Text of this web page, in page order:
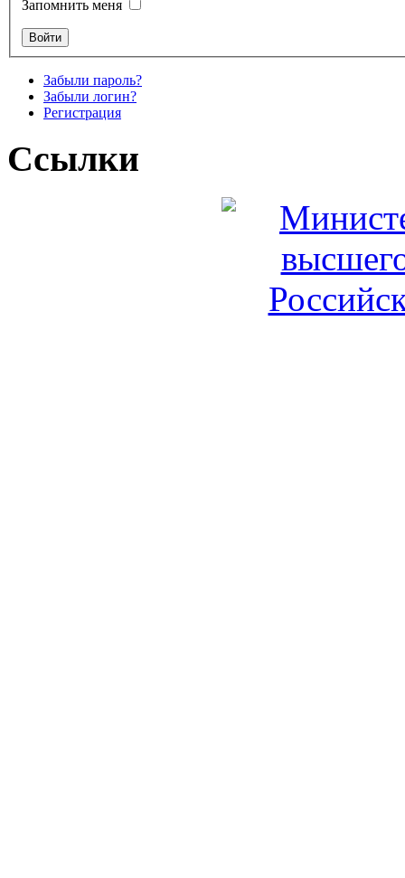
Запомнить меня
Забыли пароль?
Забыли логин?
Регистрация
Ссылки